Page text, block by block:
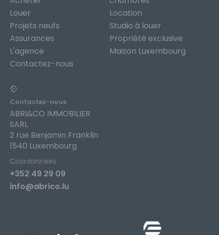
Louer
Projets neufs
Assurances
L'agence
Contactez-nous
Location
Studio à louer
Propriété exclusive
Maison Luxembourg
Contactez-nous
ABRI&CO IMMOBILIER
SARL
2 rue Benjamin Franklin
1540 Luxembourg
Coordonnées
+352 49 29 09
info@abrico.lu